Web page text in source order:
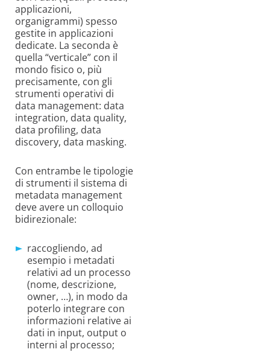
applicazioni,
organigrammi) spesso
gestite in applicazioni
dedicate. La seconda è
quella “verticale” con il
mondo fisico o, più
precisamente, con gli
strumenti operativi di
data management: data
integration, data quality,
data profiling, data
discovery, data masking.
Con entrambe le tipologie
di strumenti il sistema di
metadata management
deve avere un colloquio
bidirezionale:
raccogliendo, ad
esempio i metadati
relativi ad un processo
(nome, descrizione,
owner, …), in modo da
poterlo integrare con
informazioni relative ai
dati in input, output o
interni al processo;